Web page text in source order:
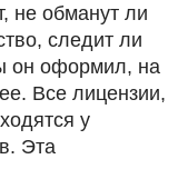
не обманут ли
следит ли
он оформил, на
Все лицензии,
у
Эта